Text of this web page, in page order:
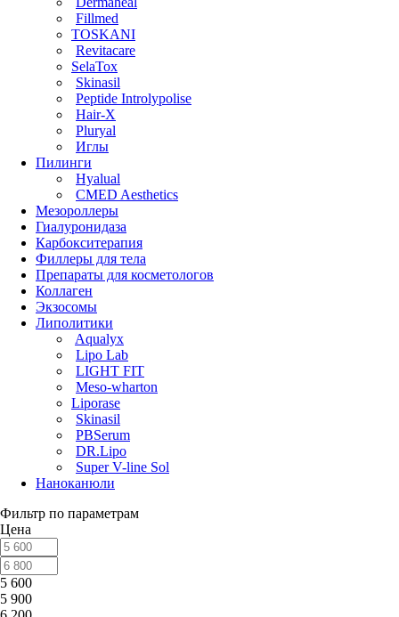
Fillmed
TOSKANI
Revitacare
SelaTox
Skinasil
Peptide Introlypolise
Hair-X
Pluryal
Иглы
Пилинги
Hyalual
CMED Aesthetics
Мезороллеры
Гиалуронидаза
Карбокситерапия
Филлеры для тела
Препараты для косметологов
Коллаген
Экзосомы
Липолитики
Aqualyx
Lipo Lab
LIGHT FIT
Meso-wharton
Liporase
Skinasil
PBSerum
DR.Lipo
Super V-line Sol
Наноканюли
Фильтр по параметрам
Цена
5 600
5 900